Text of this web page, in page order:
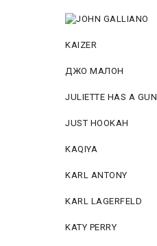
KAIZER
ДЖО МАЛОН
JULIETTE HAS A GUN
JUST HOOKAH
KAQIYA
KARL ANTONY
KARL LAGERFELD
KATY PERRY